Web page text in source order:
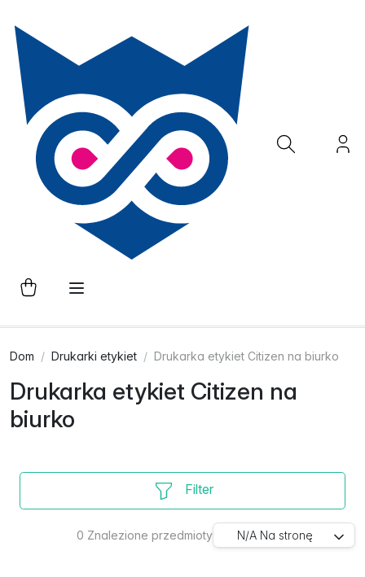
Dom Drukarki etykiet Drukarka etykiet Citizen na biurko
Drukarka etykiet Citizen na
biurko
Filter
0 Znalezione przedmioty N/A Na stronę